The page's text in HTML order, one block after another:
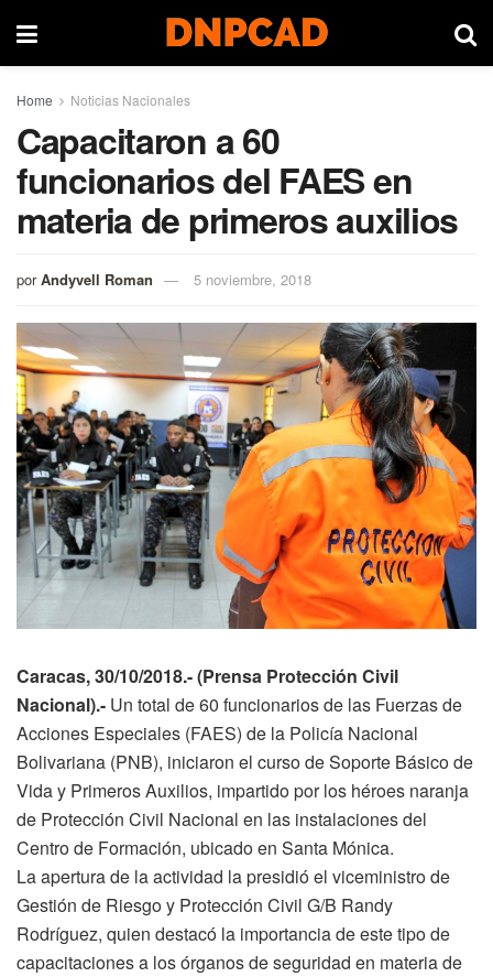
Home Noticias Nacionales
Capacitaron a 60
funcionarios del FAES en
materia de primeros auxilios
por Andyvell Roman 5 noviembre, 2018
Caracas, 30/10/2018.- (Prensa Protección Civil
Nacional).- Un total de 60 funcionarios de las Fuerzas de
Acciones Especiales (FAES) de la Policía Nacional
Bolivariana (PNB), iniciaron el curso de Soporte Básico de
Vida y Primeros Auxilios, impartido por los héroes naranja
de Protección Civil Nacional en las instalaciones del
Centro de Formación, ubicado en Santa Mónica.
La apertura de la actividad la presidió el viceministro de
Gestión de Riesgo y Protección Civil G/B Randy
Rodríguez, quien destacó la importancia de este tipo de
capacitaciones a los órganos de seguridad en materia de